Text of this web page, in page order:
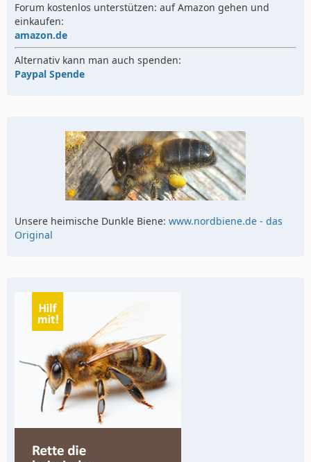
Forum kostenlos unterstützen: auf Amazon gehen und
einkaufen:
amazon.de
Alternativ kann man auch spenden:
Paypal Spende
Unsere heimische Dunkle Biene: www.nordbiene.de - das
Original